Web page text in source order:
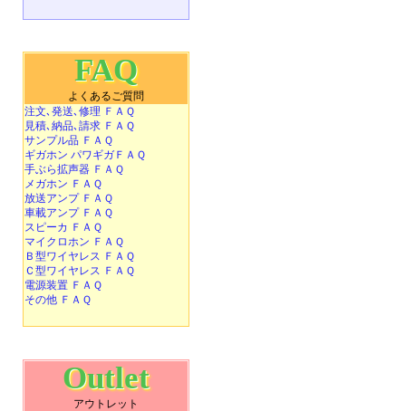
FAQ
よくあるご質問
注文､発送､修理 ＦＡＱ
見積､納品､請求 ＦＡＱ
サンプル品 ＦＡＱ
ギガホン パワギガＦＡＱ
手ぶら拡声器 ＦＡＱ
メガホン ＦＡＱ
放送アンプ ＦＡＱ
車載アンプ ＦＡＱ
スピーカ ＦＡＱ
マイクロホン ＦＡＱ
Ｂ型ワイヤレス ＦＡＱ
Ｃ型ワイヤレス ＦＡＱ
電源装置 ＦＡＱ
その他 ＦＡＱ
Outlet
アウトレット